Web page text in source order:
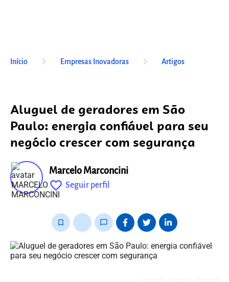
Início keyboard_arrow_right Empresas Inovadoras keyboard_arrow_right Artigos
Aluguel de geradores em São
Paulo: energia confiável para seu
negócio crescer com segurança
Marcelo Marconcini
favorite_outline Seguir perfil
bookmark_border chat_bubble_outline